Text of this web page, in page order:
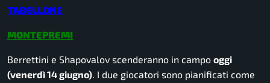
TABELLONE
MONTEPREMI
Berrettini e Shapovalov scenderanno in campo oggi
(venerdì 14 giugno). I due giocatori sono pianificati come